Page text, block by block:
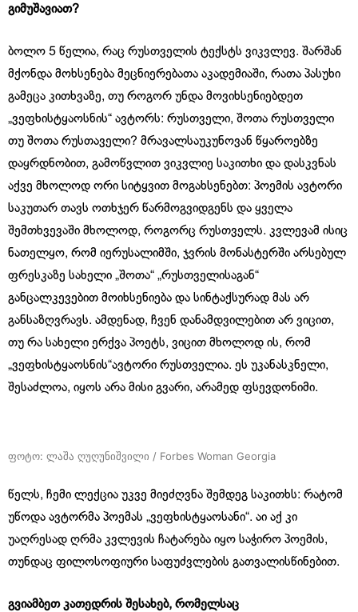
გიმუშავიათ?
ბოლო 5 წელია, რაც რუსთველის ტექსტს ვიკვლევ. შარშან
მქონდა მოხსენება მეცნიერებათა აკადემიაში, რათა პასუხი
გამეცა კითხვაზე, თუ როგორ უნდა მოვიხსენიებდეთ
„ვეფხისტყაოსნის“ ავტორს: რუსთველი, შოთა რუსთველი
თუ შოთა რუსთაველი? მრავალსაუკუნოვან წყაროებზე
დაყრდნობით, გამოწვლით ვიკვლიე საკითხი და დასკვნას
აქვე მხოლოდ ორი სიტყვით მოგახსენებთ: პოემის ავტორი
საკუთარ თავს ოთხჯერ წარმოგვიდგენს და ყველა
შემთხვევაში მხოლოდ, როგორც რუსთველს. კვლევამ ისიც
ნათელყო, რომ იერუსალიმში, ჯვრის მონასტერში არსებულ
ფრესკაზე სახელი „შოთა“ „რუსთველისაგან“
განცალკევებით მოიხსენიება და სინტაქსურად მას არ
განსაზღვრავს. ამდენად, ჩვენ დანამდვილებით არ ვიცით,
თუ რა სახელი ერქვა პოეტს, ვიცით მხოლოდ ის, რომ
„ვეფხისტყაოსნის“ავტორი რუსთველია. ეს უკანასკნელი,
შესაძლოა, იყოს არა მისი გვარი, არამედ ფსევდონიმი.
ფოტო: ლაშა ღუღუნიშვილი / Forbes Woman Georgia
წელს, ჩემი ლექცია უკვე მიეძღვნა შემდეგ საკითხს: რატომ
უწოდა ავტორმა პოემას „ვეფხისტყაოსანი“. აი აქ კი
უაღრესად ღრმა კვლევის ჩატარება იყო საჭირო პოემის,
თუნდაც ფილოსოფიური საფუძვლების გათვალისწინებით.
გვიამბეთ კათედრის შესახებ, რომელსაც